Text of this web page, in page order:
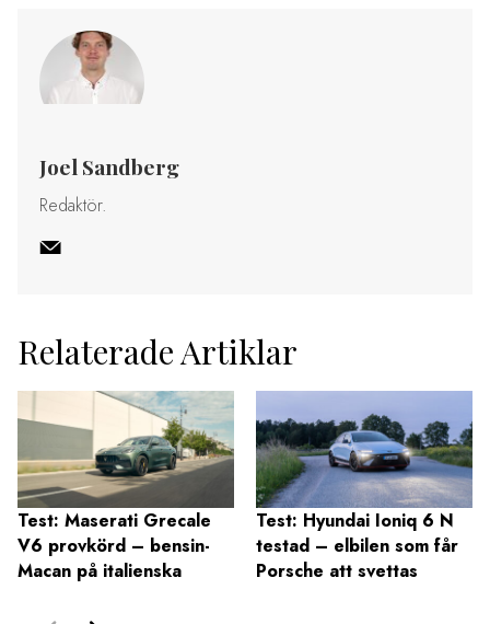
Joel Sandberg
Redaktör.
Relaterade Artiklar
Test: Maserati Grecale
V6 provkörd – bensin-
Macan på italienska
Test: Hyundai Ioniq 6 N
testad – elbilen som får
Porsche att svettas